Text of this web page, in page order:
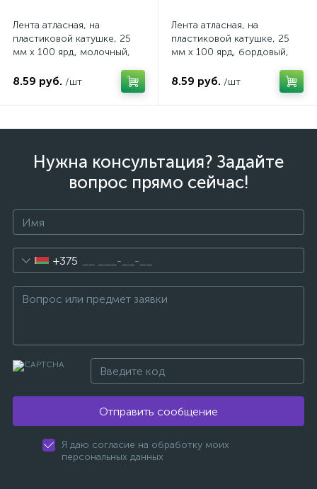
Лента атласная, на
пластиковой катушке, 25
мм х 100 ярд, молочный,
8.59 руб. /шт
Лента атласная, на
пластиковой катушке, 25
мм х 100 ярд, бордовый,
8.59 руб. /шт
Нужна консультация? Задайте
вопрос прямо сейчас!
+375
Отправить сообщение
Я даю согласие на обработку моих
персональных данных